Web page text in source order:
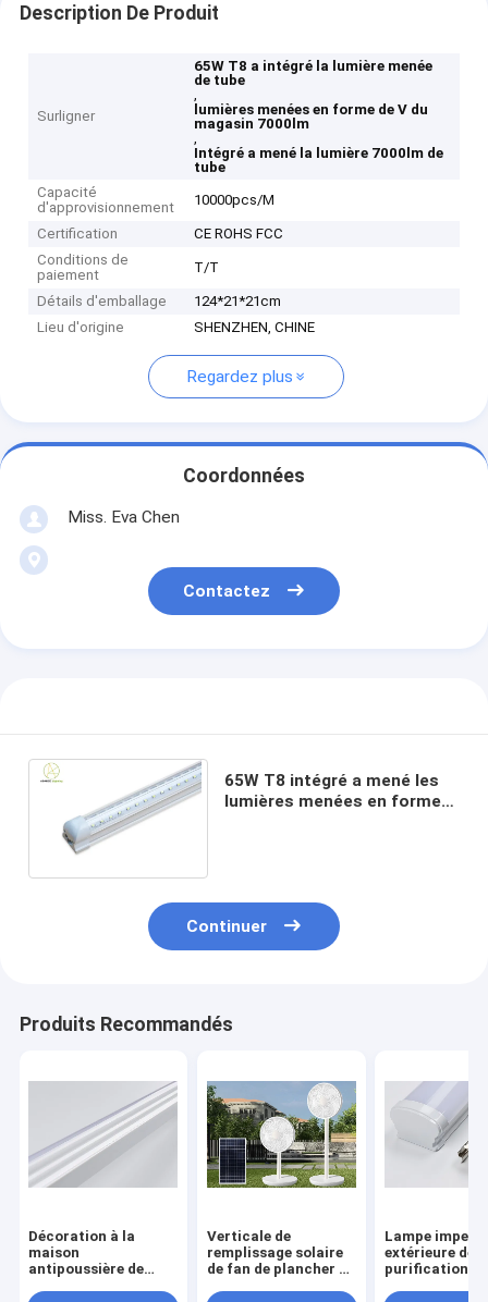
Description De Produit
Surligner
65W T8 a intégré la lumière menée
de tube
,
lumières menées en forme de V du
magasin 7000lm
,
Intégré a mené la lumière 7000lm de
tube
Capacité
d'approvisionnement
10000pcs/M
Certification
CE ROHS FCC
Conditions de
paiement
T/T
Détails d'emballage
124*21*21cm
Lieu d'origine
SHENZHEN, CHINE
Regardez plus
Coordonnées
Miss. Eva Chen
Contactez
65W T8 intégré a mené les
lumières menées en forme
Continuer
Produits Recommandés
Décoration à la
maison
antipoussière de
Verticale de
remplissage solaire
de fan de plancher de
Lampe
extérieure de
purification de